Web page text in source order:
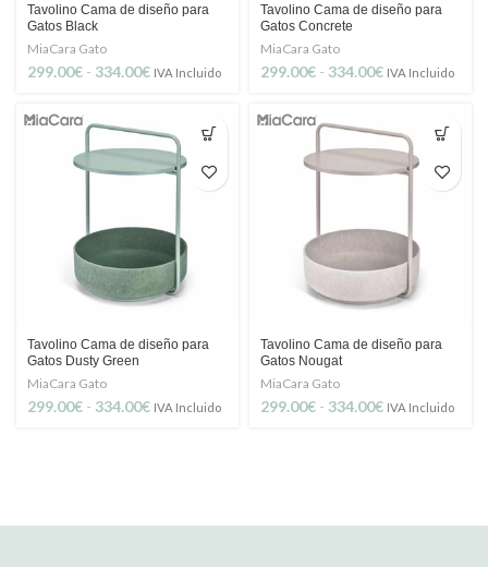
Tavolino Cama de diseño para
Gatos Black
MiaCara Gato
299.00€ - 334.00€Rango
desde
299.00€
hasta
IVA Incluido
Tavolino Cama de diseño para
Gatos Concrete
MiaCara Gato
299.00€ - 334.00€Rango
desde
299.00€
hasta
IVA Incluido
Tavolino Cama de diseño para
Gatos Dusty Green
MiaCara Gato
299.00€ - 334.00€Rango
334.00€
IVA Incluido
Tavolino Cama de diseño para
Gatos Nougat
MiaCara Gato
299.00€ - 334.00€Rango
334.00€
IVA Incluido